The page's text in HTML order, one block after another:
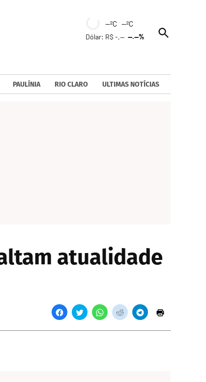
--ºC --ºC
Dólar: R$ -,----.--%
Open
Search
PAULÍNIA RIO CLARO ULTIMAS NOTÍCIAS
atualidade